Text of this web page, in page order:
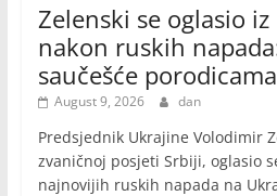
Zelenski se oglasio iz
nakon ruskih
saučešće
August 9, 2026 dan
Predsjednik Ukrajine Volodimir
zvaničnoj posjeti Srbiji, oglasio
najnovijih ruskih napada na